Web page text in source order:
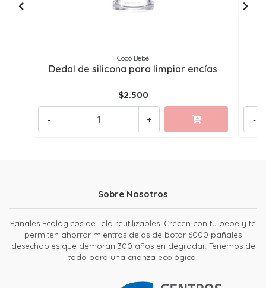
Cocó Bebé
Dedal de silicona para limpiar encías
$2.500
+
- -
Sobre Nosotros
Pañales Ecológicos de Tela reutilizables. Crecen con tu bebé y te
permiten ahorrar mientras dejas de botar 6000 pañales
desechables que demoran 300 años en degradar. Tenemos de
todo para una crianza ecológica!